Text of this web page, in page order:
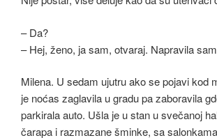
– Da?
– Hej, ženo, ja sam, otvaraj. Napravila
Milena. U sedam ujutru ako se pojavi kod
je noćas zaglavila u gradu pa zaboravila
parkirala auto. Ušla je u stan u svečanoj
čarapa i razmazane šminke, sa